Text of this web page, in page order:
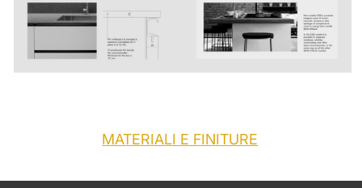
MATERIALI E FINITURE